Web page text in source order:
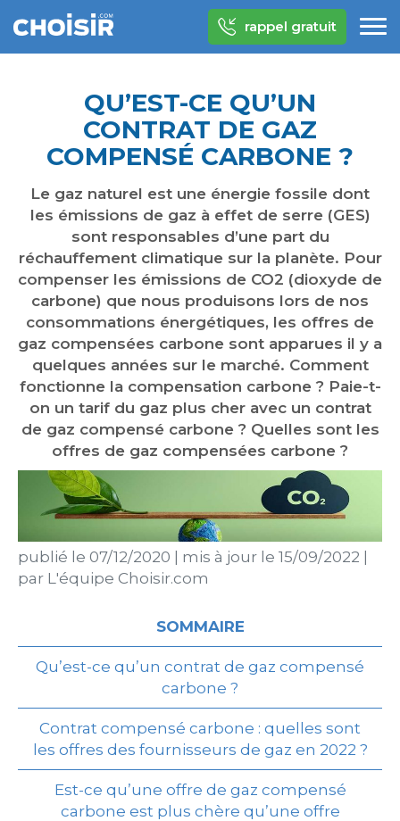
rappel gratuit
QU’EST-CE QU’UN
CONTRAT DE GAZ
COMPENSÉ CARBONE ?
Le gaz naturel est une énergie fossile dont
les émissions de gaz à effet de serre (GES)
sont responsables d’une part du
réchauffement climatique sur la planète. Pour
compenser les émissions de CO2 (dioxyde de
carbone) que nous produisons lors de nos
consommations énergétiques, les offres de
gaz compensées carbone sont apparues il y a
quelques années sur le marché. Comment
fonctionne la compensation carbone ? Paie-t-
on un tarif du gaz plus cher avec un contrat
de gaz compensé carbone ? Quelles sont les
offres de gaz compensées carbone ?
publié le 07/12/2020 mis à jour le 15/09/2022
par L'équipe Choisir.com
SOMMAIRE
Qu’est-ce qu’un contrat de gaz compensé
carbone ?
Contrat compensé carbone : quelles sont
les offres des fournisseurs de gaz en 2022 ?
Est-ce qu’une offre de gaz compensé
carbone est plus chère qu’une offre